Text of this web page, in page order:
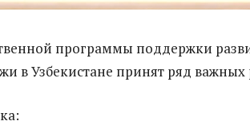
программы поддержки
в Узбекистане принят ряд